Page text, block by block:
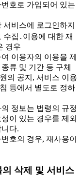
호로 가입되어 있는
서비스에 로그인하지
수집․이용에 대한 재
경우
이용자의 이용을 제
류 및 기간 등 구체
의 공지, 서비스 이용
등에서 별도로 정하
정보는 법령의 규정
이 있는 경우를 제외
다.
호의 경우, 재사용이
삭제 및 서비스